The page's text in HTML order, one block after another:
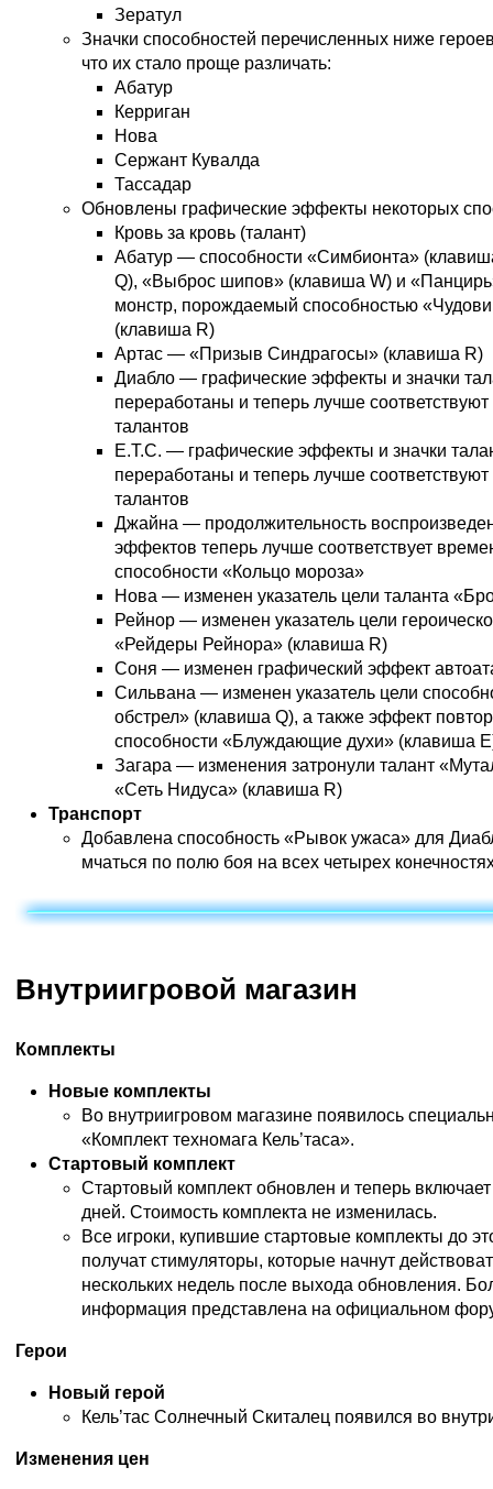
Зератул
Значки способностей перечисленных ниже
что их стало проще различать:
Абатур
Керриган
Нова
Сержант Кувалда
Тассадар
Обновлены графические эффекты некоторых
Кровь за кровь (талант)
Абатур — способности «Симбионта»
Q), «Выброс шипов» (клавиша W) и
монстр, порождаемый способностью
(клавиша R)
Артас — «Призыв Синдрагосы» (клавиша R)
Диабло — графические эффекты и значки
переработаны и теперь лучше
талантов
E.T.C. — графические эффекты и значки
переработаны и теперь лучше
талантов
Джайна — продолжительность
эффектов теперь лучше соответствует
способности «Кольцо мороза»
Нова — изменен указатель цели таланта
Рейнор — изменен указатель цели
«Рейдеры Рейнора» (клавиша R)
Соня — изменен графический эффект
Сильвана — изменен указатель цели
обстрел» (клавиша Q), а также эффект
способности «Блуждающие духи» (клавиша
Загара — изменения затронули талант
«Сеть Нидуса» (клавиша R)
Транспорт
Добавлена способность «Рывок ужаса» для
мчаться по полю боя на всех четырех
Внутриигровой магазин
Комплекты
Новые комплекты
Во внутриигровом магазине появилось
«Комплект техномага Кель’таса».
Стартовый комплект
Стартовый комплект обновлен и теперь
дней. Стоимость комплекта не изменилась.
Все игроки, купившие стартовые комплекты до
получат стимуляторы, которые начнут
нескольких недель после выхода обновления.
информация представлена на официальном
Герои
Новый герой
Кель’тас Солнечный Скиталец появился во
Изменения цен